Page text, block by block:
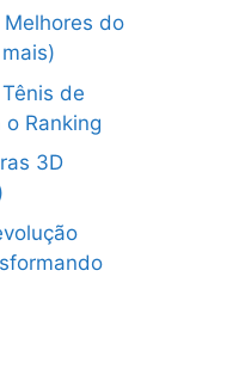
do
de
o Ranking
3D